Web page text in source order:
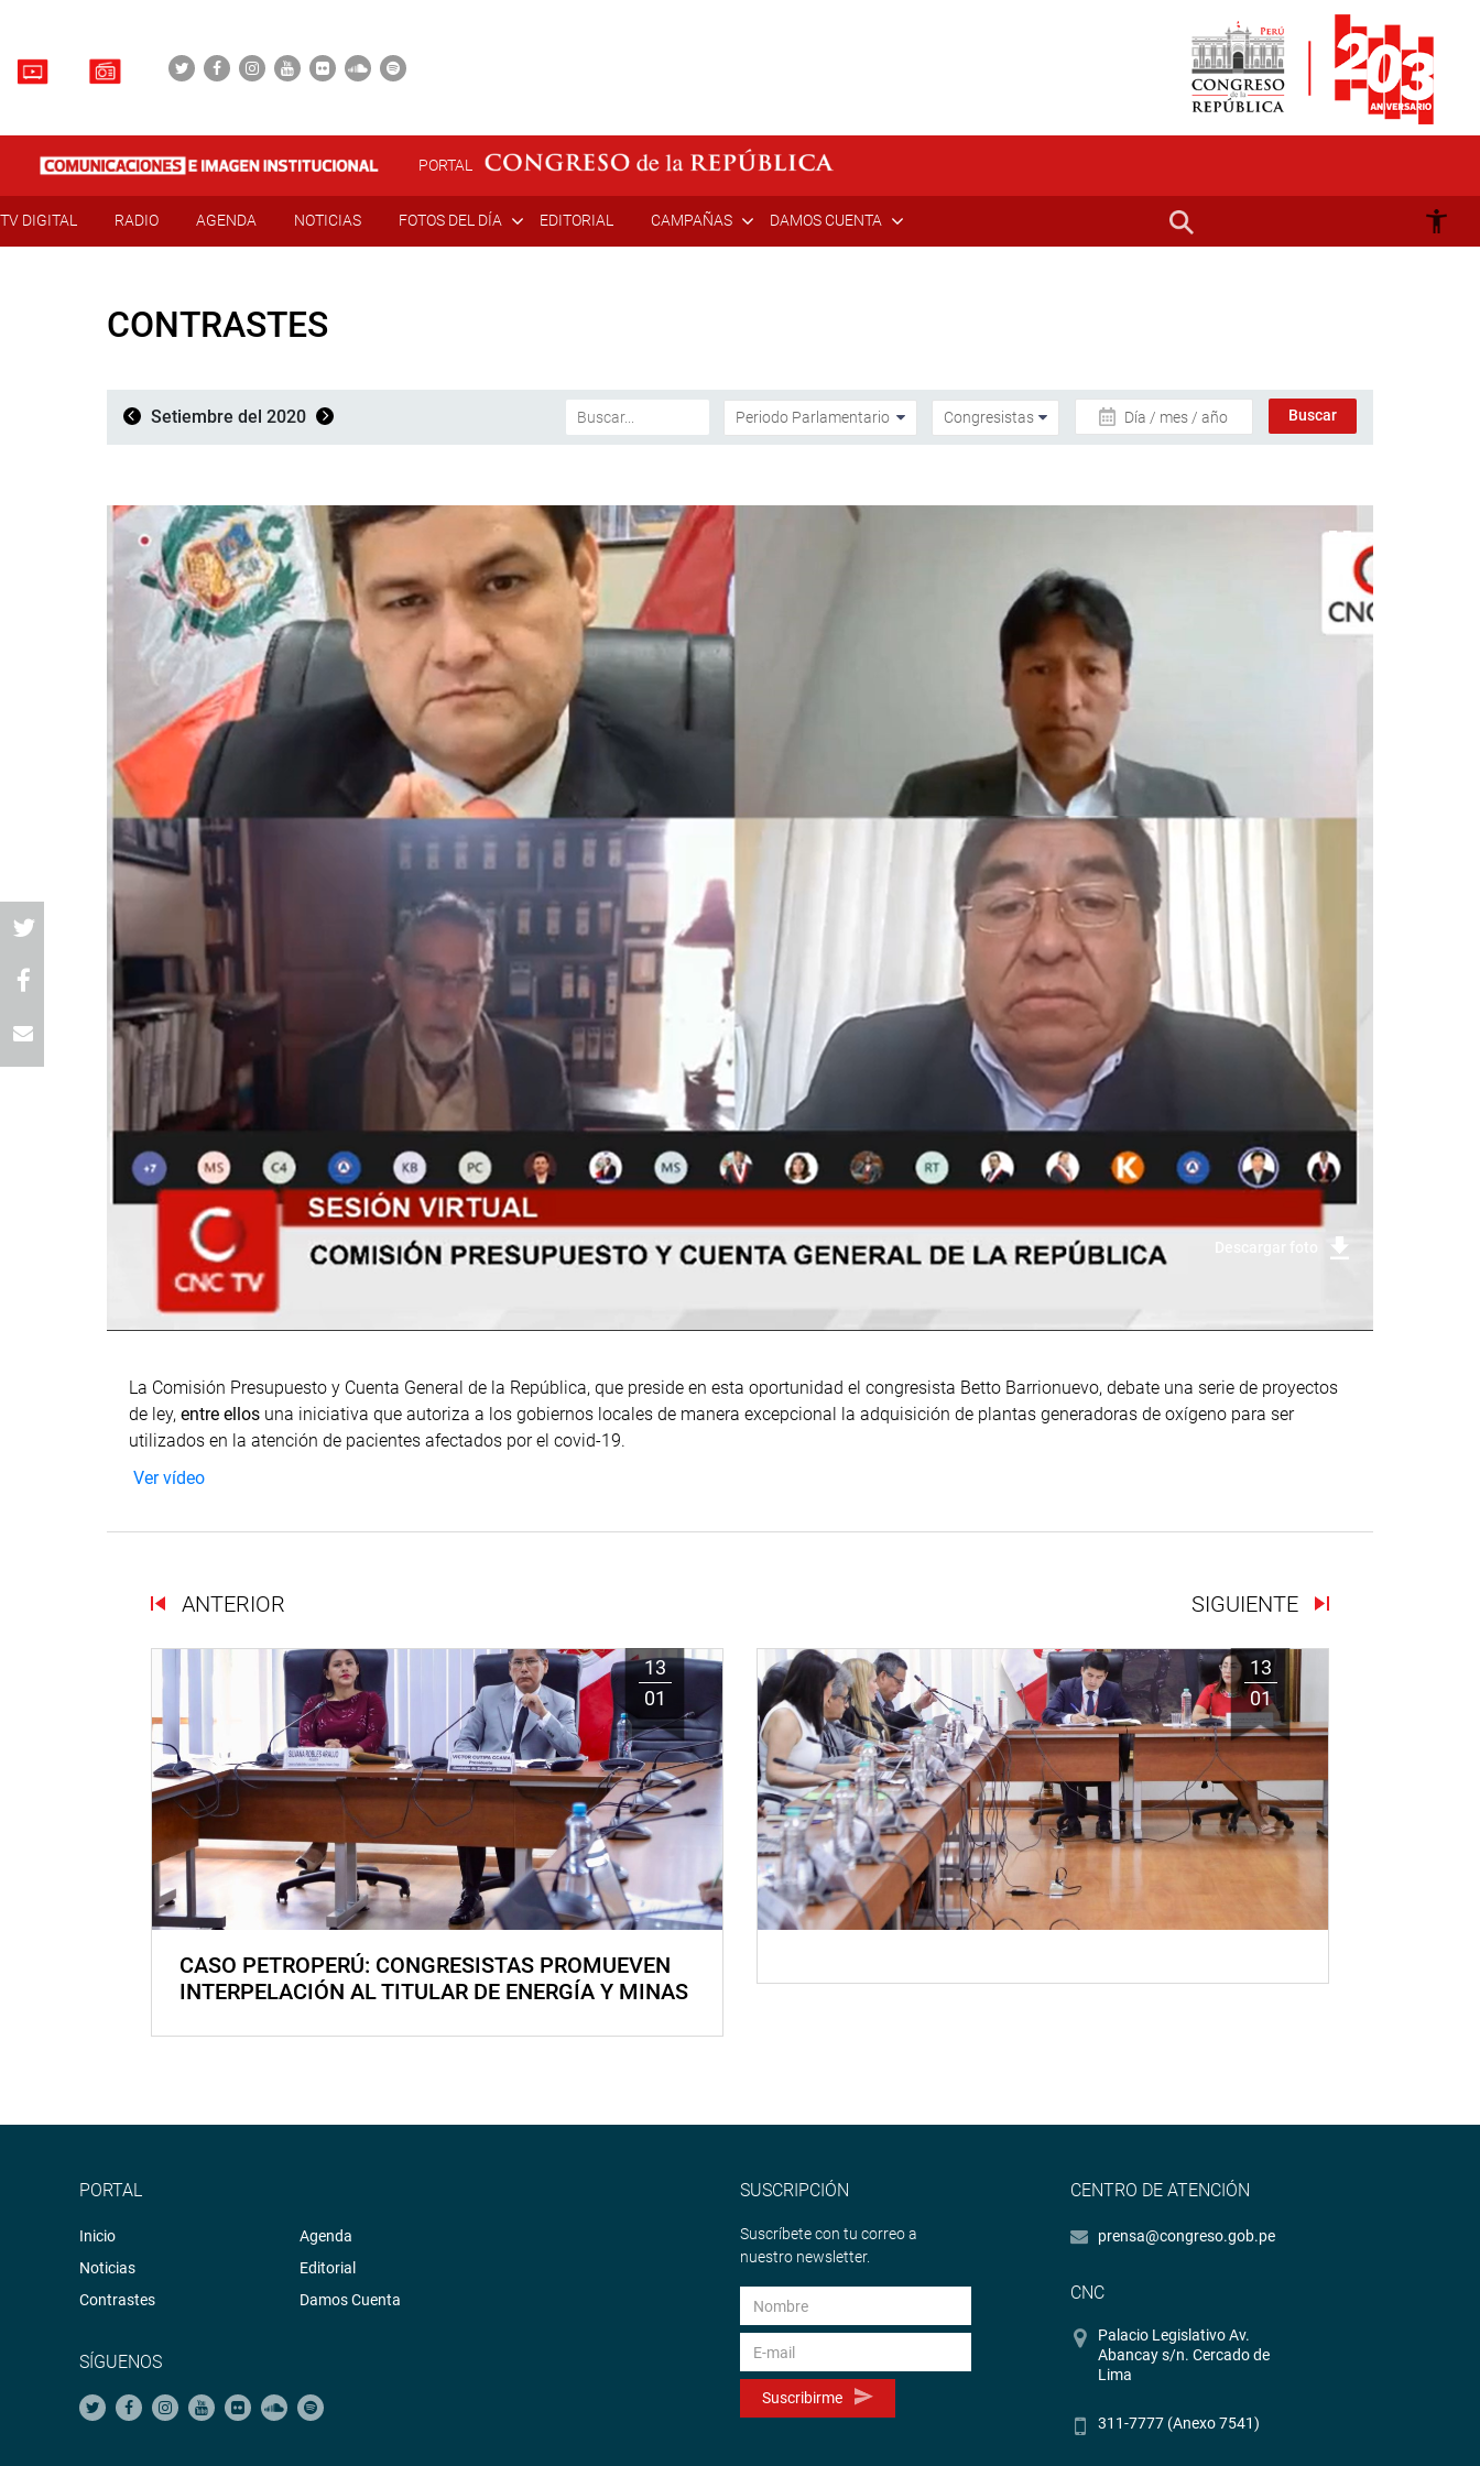
PORTAL
TV DIGITAL RADIO AGENDA NOTICIAS FOTOS DEL DÍA EDITORIAL CAMPAÑAS DAMOS CUENTA
CONTRASTES
Setiembre del 2020 Día / mes / año
La Comisión Presupuesto y Cuenta General de la República, que preside en esta oportunidad el congresista Betto Barrionuevo, debate una serie de proyectos
de ley, entre ellos una iniciativa que autoriza a los gobiernos locales de manera excepcional la adquisición de plantas generadoras de oxígeno para ser
utilizados en la atención de pacientes afectados por el covid-19.
Ver vídeo
ANTERIOR SIGUIENTE
13
01
CASO PETROPERÚ: CONGRESISTAS PROMUEVEN
INTERPELACIÓN AL TITULAR DE ENERGÍA Y MINAS
13
01
PORTAL
Inicio
Noticias
Contrastes
Agenda
Editorial
Damos Cuenta
SÍGUENOS
SUSCRIPCIÓN
Suscríbete con tu correo a
nuestro newsletter.
Suscribirme
CENTRO DE ATENCIÓN
prensa@congreso.gob.pe
CNC
Palacio Legislativo Av.
Abancay s/n. Cercado de
Lima
311-7777 (Anexo 7541)